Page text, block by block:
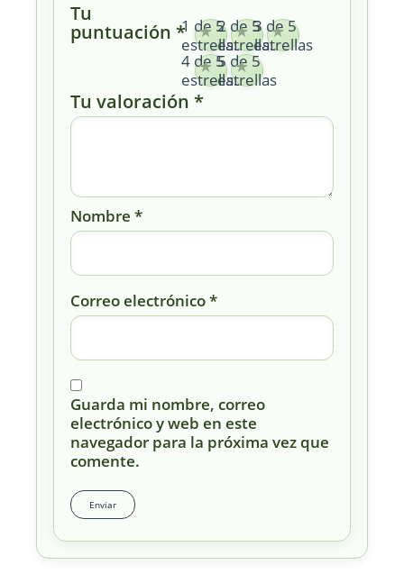
Tu
puntuación *1 de 5
estrellas
2 de 5
estrellas
3 de 5
estrellas
4 de 5
estrellas
5 de 5
estrellas
Tu valoración *
Nombre *
Correo electrónico*
Guarda mi nombre, correo
electrónico y web en este
navegador para la próxima vez que
comente.